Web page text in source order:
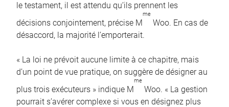
le testament, il est attendu qu’ils prennent les
décisions conjointement, précise M
me
Woo. En cas de
désaccord, la majorité l’emporterait.
« La loi ne prévoit aucune limite à ce chapitre, mais
d’un point de vue pratique, on suggère de désigner au
plus trois exécuteurs » indique M
me
Woo. « La gestion
pourrait s’avérer complexe si vous en désignez plus